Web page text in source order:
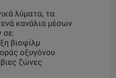
λύματα, τα
κανάλια μέσων
σε:
βιοφίλμ
οξυγόνου
ζώνες